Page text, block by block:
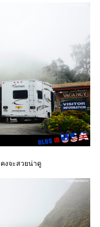
งจะสวยน่าดู